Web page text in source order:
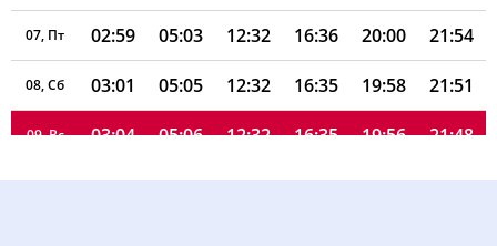
07, Пт 02:59 05:03 12:32 16:36 20:00 21:54
08, Сб 03:01 05:05 12:32 16:35 19:58 21:51
09, Вс 03:04 05:06 12:32 16:35 19:56 21:48
10, Пн 03:06 05:08 12:32 16:34 19:55 21:46